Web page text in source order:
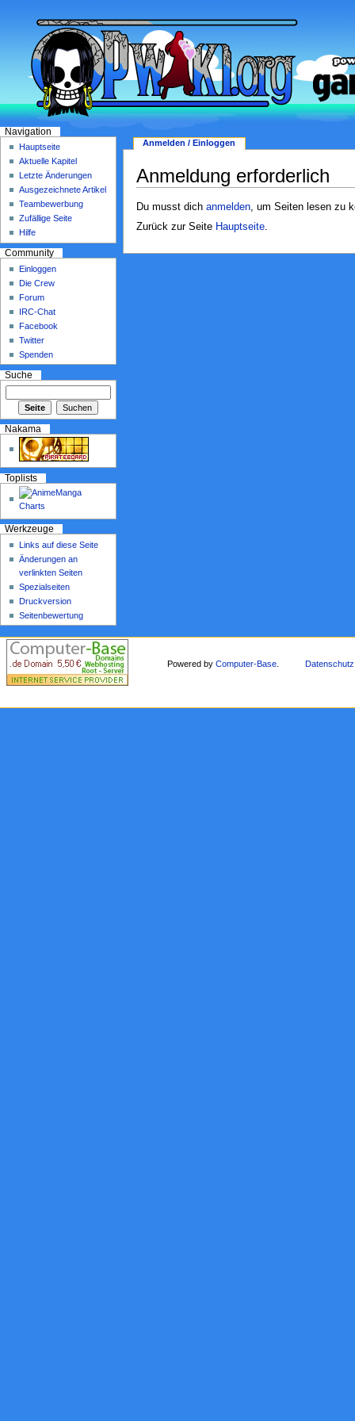
Anmeldung erforderlich
Du musst dich anmelden, um Seiten lesen zu
Zurück zur Seite Hauptseite.
Anmelden / Einloggen
Navigation
Hauptseite
Aktuelle Kapitel
Letzte Änderungen
Ausgezeichnete Artikel
Teambewerbung
Zufällige Seite
Hilfe
Community
Einloggen
Die Crew
Forum
IRC-Chat
Facebook
Twitter
Spenden
Suche
Nakama
Toplists
Werkzeuge
Links auf diese Seite
Änderungen an
verlinkten Seiten
Spezialseiten
Druckversion
Seitenbewertung
Powered byComputer-Base Datenschutz